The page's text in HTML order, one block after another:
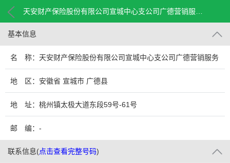
基本信息
名 称：天安财产保险股份有限公司宣城中心支公司广德营销服务
部
地 区：安徽省 宣城市 广德县
地 址：桃州镇太极大道东段59号-61号
邮 编：-
联系信息(点击查看完整号码)